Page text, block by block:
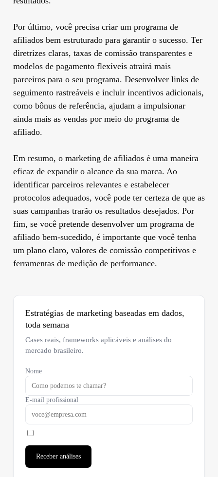
Por último, você precisa criar um programa de
afiliados bem estruturado para garantir o sucesso. Ter
diretrizes claras, taxas de comissão transparentes e
modelos de pagamento flexíveis atrairá mais
parceiros para o seu programa. Desenvolver links de
seguimento rastreáveis e incluir incentivos adicionais,
como bônus de referência, ajudam a impulsionar
ainda mais as vendas por meio do programa de
afiliado.
Em resumo, o marketing de afiliados é uma maneira
eficaz de expandir o alcance da sua marca. Ao
identificar parceiros relevantes e estabelecer
protocolos adequados, você pode ter certeza de que as
suas campanhas trarão os resultados desejados. Por
fim, se você pretende desenvolver um programa de
afiliado bem-sucedido, é importante que você tenha
um plano claro, valores de comissão competitivos e
ferramentas de medição de performance.
Estratégias de marketing baseadas em dados,
toda semana
Cases reais, frameworks aplicáveis e análises do
mercado brasileiro.
Nome
E-mail profissional
Receber análises